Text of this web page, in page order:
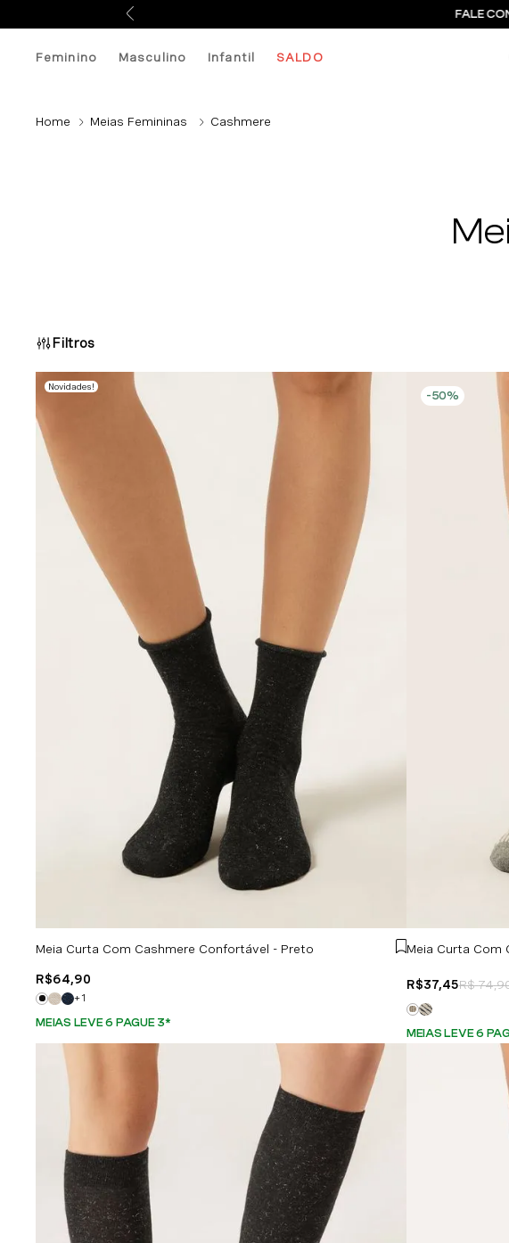
FALE
Feminino Masculino Infantil SALDO
Meias Femininas Cashmere
Filtros
Meia Curta Com Cashmere Confortável - Preto
R$64,90
+1
MEIAS LEVE 6 PAGUE 3*
Novidades!
-50%
Meia Curta Com
R$37,45R$ 74,
MEIAS LEVE 6